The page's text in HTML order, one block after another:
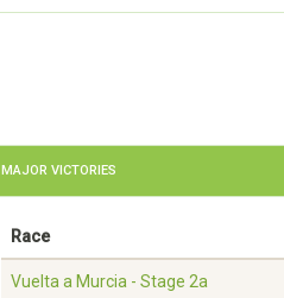
MAJOR VICTORIES
Race
Vuelta a Murcia - Stage 2a